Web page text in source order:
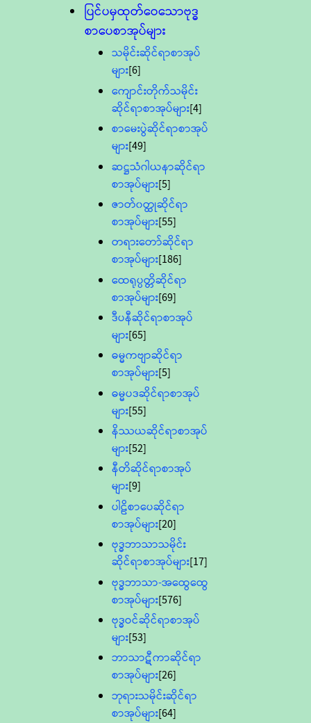
ပြင်ပမှထုတ်ဝေသောဗုဒ္ဓ
စာပေစာအုပ်များ
သမိုင်းဆိုင်ရာစာအုပ်
များ[6]
ကျောင်းတိုက်သမိုင်း
ဆိုင်ရာစာအုပ်များ[4]
စာမေးပွဲဆိုင်ရာစာအုပ်
များ[49]
ဆဋ္ဌသံဂါယနာဆိုင်ရာ
စာအုပ်များ[5]
ဇာတ်၀တ္ထုဆိုင်ရာ
စာအုပ်များ[55]
တရားတော်ဆိုင်ရာ
စာအုပ်များ[186]
ထေရုပ္ပတ္တိဆိုင်ရာ
စာအုပ်များ[69]
ဒီပနီဆိုင်ရာစာအုပ်
များ[65]
ဓမ္မကဗျာဆိုင်ရာ
စာအုပ်များ[5]
ဓမ္မပဒဆိုင်ရာစာအုပ်
များ[55]
နိဿယဆိုင်ရာစာအုပ်
များ[52]
နီတိဆိုင်ရာစာအုပ်
များ[9]
ပါဠိစာပေဆိုင်ရာ
စာအုပ်များ[20]
ဗုဒ္ဓဘာသာသမိုင်း
ဆိုင်ရာစာအုပ်များ[17]
ဗုဒ္ဓဘာသာ-အထွေထွေ
စာအုပ်များ[576]
ဗုဒ္ဓဝင်ဆိုင်ရာစာအုပ်
များ[53]
ဘာသာဋီကာဆိုင်ရာ
စာအုပ်များ[26]
ဘုရားသမိုင်းဆိုင်ရာ
စာအုပ်များ[64]